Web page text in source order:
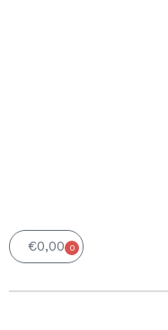
€0,00 0
Winkelwagen